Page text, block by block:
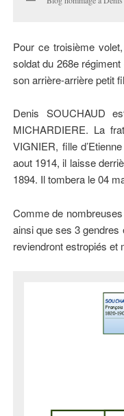
Pour ce troisième
soldat du 268e
son arrière-arrière petit
Denis SOUCHAUD
MICHARDIERE. La
VIGNIER, fille
aout 1914, il laisse
1894. Il tombera le 04
Comme de
ainsi que ses 3
reviendront estropiés et